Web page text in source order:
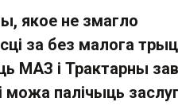
якое не змагло
за без малога
МАЗ і Трактарны
можа палічыць